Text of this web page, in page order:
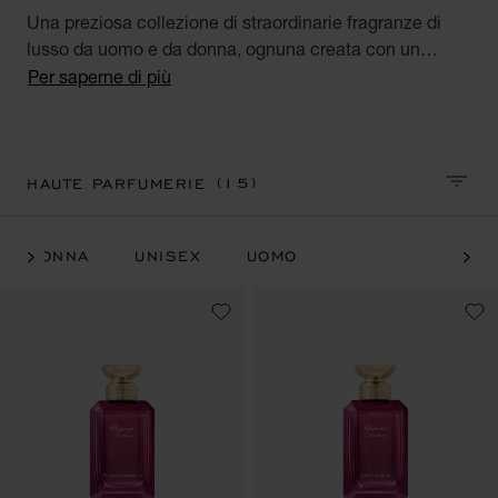
Una preziosa collezione di straordinarie fragranze di
lusso da uomo e da donna, ognuna creata con un
pregiato ingrediente naturale proveniente da un
alla profumeria glamour e sostenibile.
Per saperne di più
HAUTE PARFUMERIE(15)
DONNA UNISEX UOMO